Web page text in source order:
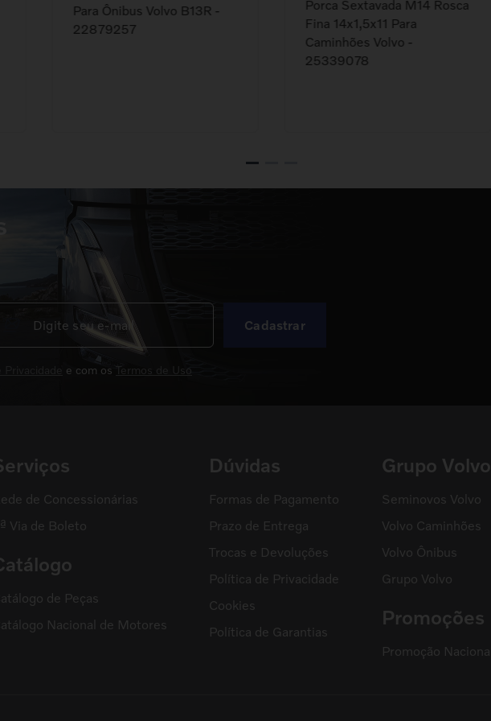
Para Ônibus Volvo B13R -
22879257
Porca Sextavada M14 Rosca
Fina 14x1,5x11 Para
Caminhões Volvo -
25339078
Cadastrar
e com os Termos de Uso
de Concessionárias
Via de Boleto
de Peças
Nacional de Motores
Dúvidas
Formas de Pagamento
Prazo de Entrega
Trocas e Devoluções
Política de Privacidade
Cookies
Política de Garantias
Grupo Volvo
Seminovos Volvo
Volvo Caminhões
Volvo Ônibus
Grupo Volvo
Promoções
Promoção Nacional